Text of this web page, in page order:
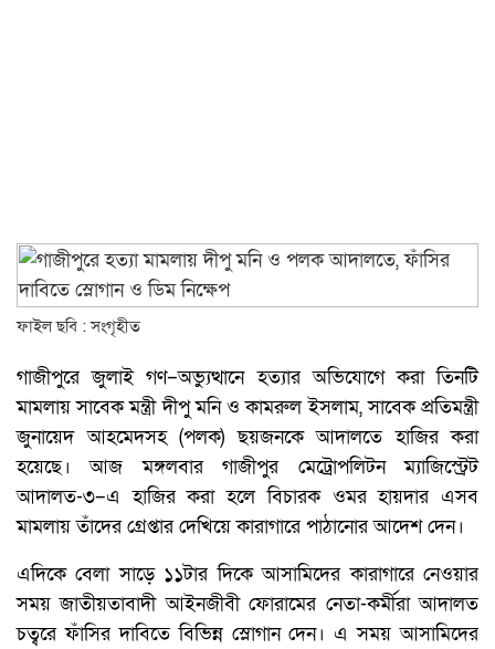
ফাইল ছবি : সংগৃহীত
গাজীপুরে জুলাই গণ–অভ্যুত্থানে হত্যার অভিযোগে করা তিনটি
মামলায় সাবেক মন্ত্রী দীপু মনি ও কামরুল ইসলাম, সাবেক প্রতিমন্ত্রী
জুনায়েদ আহমেদসহ (পলক) ছয়জনকে আদালতে হাজির করা
হয়েছে। আজ মঙ্গলবার গাজীপুর মেট্রোপলিটন ম্যাজিস্ট্রেট
আদালত-৩–এ হাজির করা হলে বিচারক ওমর হায়দার এসব
মামলায় তাঁদের গ্রেপ্তার দেখিয়ে কারাগারে পাঠানোর আদেশ দেন।
এদিকে বেলা সাড়ে ১১টার দিকে আসামিদের কারাগারে নেওয়ার
সময় জাতীয়তাবাদী আইনজীবী ফোরামের নেতা-কর্মীরা আদালত
চত্বরে ফাঁসির দাবিতে বিভিন্ন স্লোগান দেন। এ সময় আসামিদের